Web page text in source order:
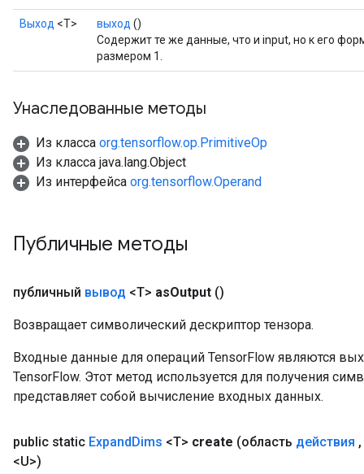
Выход <Т> выход ()
Содержит те же данные, что и input, но к его
размером 1.
Унаследованные методы
Из класса org.tensorflow.op.PrimitiveOp
Из класса java.lang.Object
Из интерфейса org.tensorflow.Operand
Публичные методы
публичный вывод <T> asOutput ()
Возвращает символический дескриптор тензора.
Входные данные для операций TensorFlow являются
TensorFlow. Этот метод используется для получения
представляет собой вычисление входных данных.
public static ExpandDims <T> create (область действия ,
<U>)